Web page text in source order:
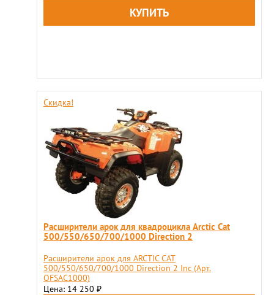
Скидка!
Расширители арок для квадроцикла Arctiс Cat
500/550/650/700/1000 Direction 2
Расширители арок для ARCTIС CAT
500/550/650/700/1000 Direction 2 Inc (Арт.
OFSAC1000)
Цена: 14 250 ₽